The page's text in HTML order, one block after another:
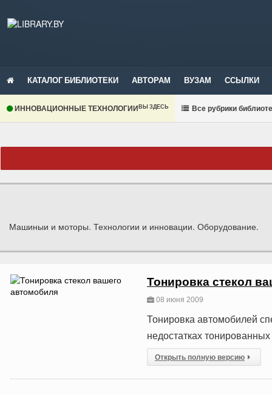
КАТАЛОГ БИБЛИОТЕКИ АВТОРАМ ВУЗАМ ССЫЛКИ
ИННОВАЦИОННЫЕ ТЕХНОЛОГИИВЫ ЗДЕСЬ Все рубрики
Машиныи и моторы. Технологии и инновации. Оборудование.
Тонировка стекол
08 июня 2009
Тонировка автомобилей
недостатках тонированных
Открыть полную версию